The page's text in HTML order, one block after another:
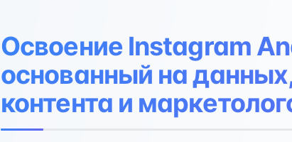
Освоение Instagram
основанный на
контента и